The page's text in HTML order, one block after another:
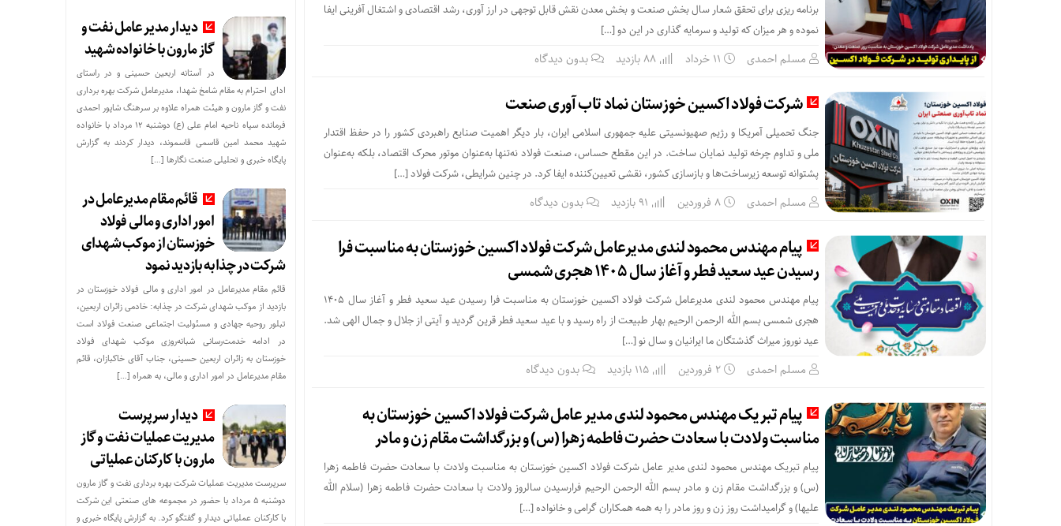
برنامه ریزی برای تحقق شعار سال بخش صنعت و بخش معدن نقش قابل‌ توجهی در ارز آوری، رشد اقتصادی و اشتغال‌ آفرینی ایفا
نموده و هر میزان که تولید و سرمایه‌ گذاری در این دو […]
مسلم احمدی ۱۱ خرداد بدون دیدگاه
شرکت فولاد اکسین خوزستان نماد تاب آوری صنعت
جنگ تحمیلی آمریکا و رژیم صهیونسیتی علیه جمهوری اسلامی ایران، بار دیگر اهمیت صنایع راهبردی کشور را در حفظ اقتدار
ملی و تداوم چرخه تولید نمایان ساخت. در این مقطع حساس، صنعت فولاد نه‌تنها به‌عنوان موتور محرک اقتصاد، بلکه به‌عنوان
پشتوانه توسعه زیرساخت‌ها و بازسازی کشور، نقشی تعیین‌کننده ایفا کرد. در چنین شرایطی، شرکت فولاد […]
مسلم احمدی ۸ فروردین بدون دیدگاه
پیام مهندس محمود لندی مدیرعامل شرکت فولاد اکسین خوزستان به مناسبت فرا
رسیدن عید سعید فطر و آغاز سال ۱۴۰۵ هجری شمسی
پیام مهندس محمود لندی مدیرعامل شرکت فولاد اکسین خوزستان به مناسبت فرا رسیدن عید سعید فطر و آغاز سال ۱۴۰۵
هجری شمسی بسم الله الرحمن الرحیم بهار طبیعت از راه رسید و با عید سعید فطر قرین گردید و آیتی از جلال و جمال الهی شد.
عید نوروز میراث گذشتگان ما ایرانیان و سال نو […]
مسلم احمدی ۲ فروردین بدون دیدگاه
پیام‌ تبریک مهندس محمود لندی مدیر عامل شرکت فولاد اکسین خوزستان به
مناسبت ولادت با سعادت حضرت فاطمه زهرا (س) و بزرگداشت مقام زن و مادر
پیام‌ تبریک مهندس محمود لندی مدیر عامل شرکت فولاد اکسین خوزستان به مناسبت ولادت با سعادت حضرت فاطمه زهرا
(س) و بزرگداشت مقام زن و مادر بسم الله الرحمن الرحیم فرارسیدن سالروز ولادت با سعادت حضرت فاطمه زهرا (سلام‌ الله‌
علیها) و گرامیداشت روز زن و روز مادر را به همه همکاران گرامی و خانواده‌ […]
دیدار مدیر عامل نفت و
گاز مارون با خانواده شهید
در آستانه اربعین حسینی و در راستای
ادای احترام به مقام شامخ شهدا، مدیرعامل شرکت بهره برداری
نفت و گاز مارون و هیئت همراه علاوه بر سرهنگ شاپور احمدی
فرمانده سپاه ناحیه امام علی (ع) دوشنبه ۱۲ مرداد با خانواده
شهید محمد امین قاسمی قاسموند، دیدار کردند به گزارش
پایگاه خبری و تحلیلی صنعت نگارها […]
قائم مقام مدیرعامل در
امور اداری و مالی فولاد
خوزستان از موکب شهدای
شرکت در چذابه بازدید نمود
قائم مقام مدیرعامل در امور اداری و مالی فولاد خوزستان در
بازدید از موکب شهدای شرکت در چذابه: خادمی زائران اربعین،
تبلور روحیه جهادی و مسئولیت اجتماعی صنعت فولاد است
در ادامه خدمت‌رسانی شبانه‌روزی موکب شهدای فولاد
خوزستان به زائران اربعین حسینی، جناب آقای خاکبازان، قائم
مقام مدیرعامل در امور اداری و مالی، به همراه […]
دیدار سرپرست
مدیریت عملیات نفت و گاز
مارون با کارکنان عملیاتی
سرپرست مدیریت عملیات شرکت بهره برداری نفت و گاز مارون
دوشنبه ۵ مرداد با حضور در مجموعه های صنعتی این شرکت
با کارکنان عملیاتی دیدار و گفتگو کرد. به گزارش پایگاه خبری و